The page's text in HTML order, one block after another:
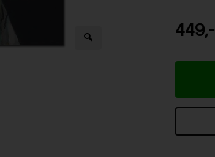
449,-